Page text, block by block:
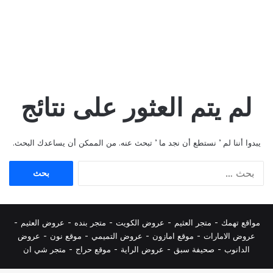
لم يتم العثور على نتائج
يبدوا أننا لم ’ نستطع أن نجد ما ’ تبحث عنه. من الممكن أن يساعدك البحث.
مواقع تهمك - متجر العثيم - عروض الكويت - متجر بنده - عروض العثيم -
عروض الامارات - موقع امازون - عروض التميمي - موقع نون - عروض
الدانوب - صحيفة سبق - عروض الراية - موقع حراج - متجر شي ان